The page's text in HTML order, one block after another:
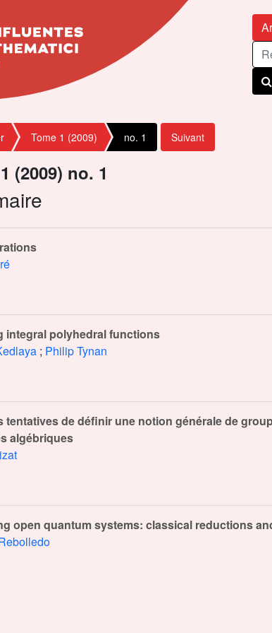
Tome 1 (2009) no. 1 Suivant
(2009) no. 1
integral polyhedral functions
; Philip Tynan
tentatives de définir une notion générale de
algébriques
open quantum systems: classical reductions